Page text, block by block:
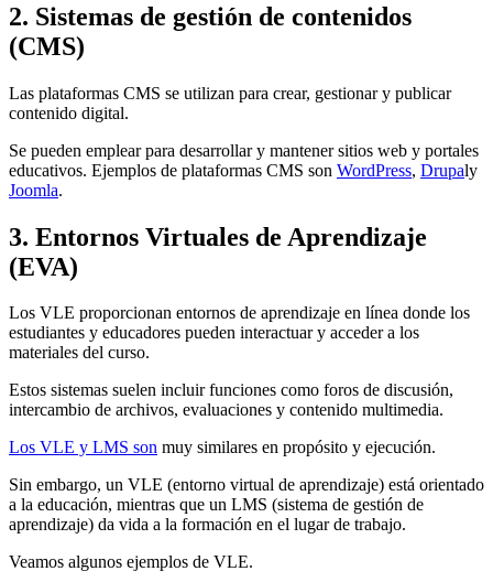
2. Sistemas de gestión de contenidos
(CMS)
Las plataformas CMS se utilizan para crear, gestionar y publicar
contenido digital.
Se pueden emplear para desarrollar y mantener sitios web y portales
educativos. Ejemplos de plataformas CMS son WordPress, Drupaly
Joomla.
3. Entornos Virtuales de Aprendizaje
(EVA)
Los VLE proporcionan entornos de aprendizaje en línea donde los
estudiantes y educadores pueden interactuar y acceder a los
materiales del curso.
Estos sistemas suelen incluir funciones como foros de discusión,
intercambio de archivos, evaluaciones y contenido multimedia.
Los VLE y LMS son muy similares en propósito y ejecución.
Sin embargo, un VLE (entorno virtual de aprendizaje) está orientado
a la educación, mientras que un LMS (sistema de gestión de
aprendizaje) da vida a la formación en el lugar de trabajo.
Veamos algunos ejemplos de VLE.